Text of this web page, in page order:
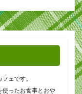
ェです。
使ったお食事とおや